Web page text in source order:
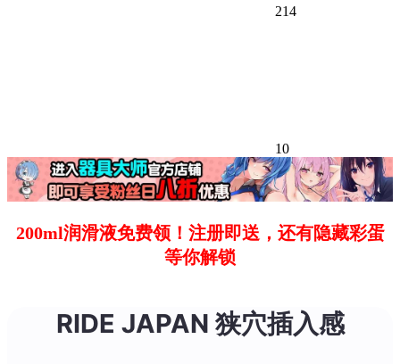
214
10
200ml润滑液免费领！注册即送，还有隐藏彩蛋
等你解锁
RIDE JAPAN 狭穴插入感